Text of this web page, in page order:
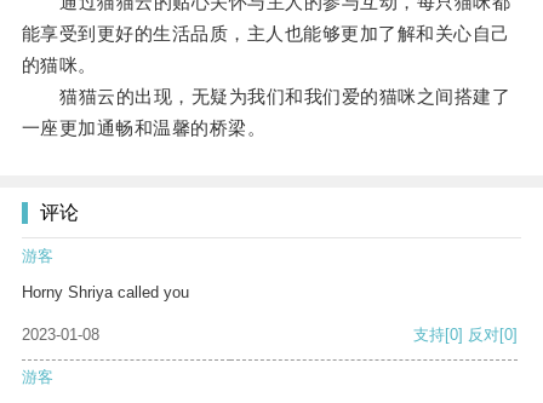
能享受到更好的生活品质，主人也能够更加了解和关心自己
的猫咪。
猫猫云的出现，无疑为我们和我们爱的猫咪之间搭建了
一座更加通畅和温馨的桥梁。
评论
游客
Horny Shriya called you
2023-01-08 支持[0] 反对[0]
游客